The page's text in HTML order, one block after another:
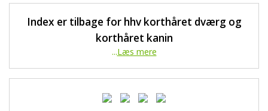
Index er tilbage for hhv korthåret dværg og
korthåret kanin
...Læs mere